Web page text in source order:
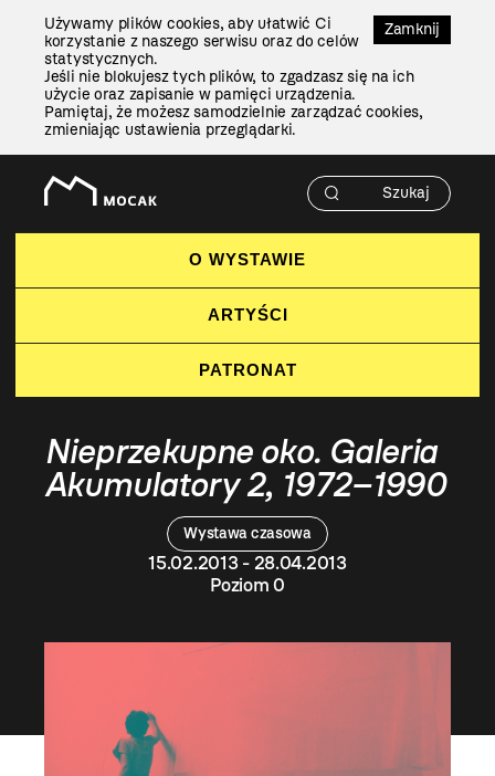
Zamknij
Używamy plików cookies, aby ułatwić Ci
korzystanie z naszego serwisu oraz do celów
statystycznych.
Jeśli nie blokujesz tych plików, to zgadzasz się na ich
użycie oraz zapisanie w pamięci urządzenia.
Pamiętaj, że możesz samodzielnie zarządzać cookies,
zmieniając ustawienia przeglądarki.
O WYSTAWIE
ARTYŚCI
PATRONAT
Wystawa czasowa
15.02.2013 - 28.04.2013
Poziom 0
Nieprzekupne oko. Galeria
Akumulatory 2, 1972–1990